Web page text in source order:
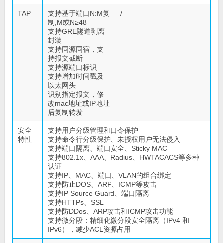
TAP
支持基于端口N:M复
制,M或N≥48
支持GRE隧道剥离
封装
支持同源同宿，支
持报文截断
支持源端口标识
支持增加时间戳及
以太网头
识别指定报文，修
改mac地址或IP地址
后复制转发
/
安全
特性
支持用户分级管理和口令保护
支持命令行分级保护、未授权用户无法侵入
支持端口隔离、端口安全、Sticky MAC
支持802.1x、AAA、Radius、HWTACACS等多种
认证
支持IP、MAC、端口、VLAN的组合绑定
支持防止DOS、ARP、ICMP等攻击
支持IP Source Guard、端口隔离
支持HTTPs、SSL
支持防DDos、ARP攻击和ICMP攻击功能
支持微分段：精细化微分段安全隔离（IPv4 和
IPv6），减少ACL资源占用